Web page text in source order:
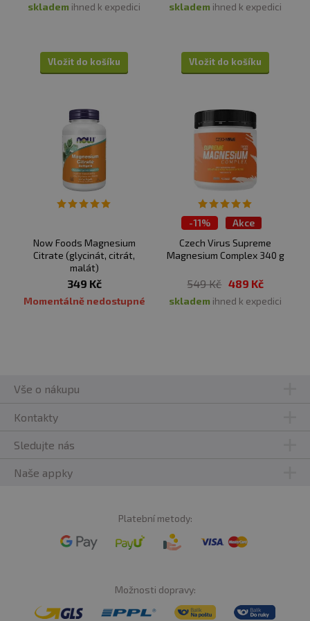
skladem ihned k expedici
Vložit do košíku
skladem ihned k expedici
Vložit do košíku
Now Foods Magnesium
Citrate (glycinát, citrát,
malát)
349 Kč
Momentálně nedostupné
-11%
Akce
Czech Virus Supreme
Magnesium Complex 340 g
549 Kč 489 Kč
skladem ihned k expedici
Vše o nákupu
Kontakty
Sledujte nás
Naše appky
Platební metody:
Možnosti dopravy: